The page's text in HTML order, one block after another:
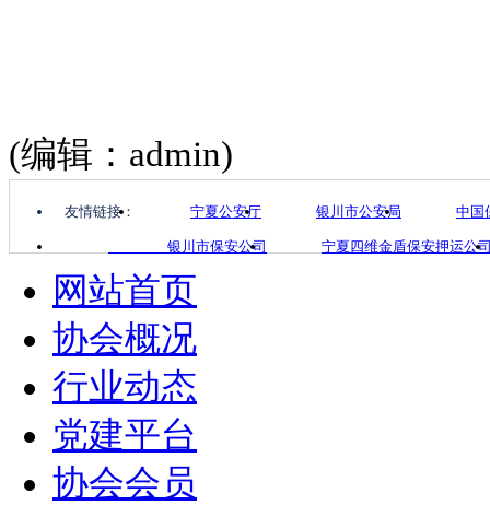
(编辑：admin)
友情链接： 宁夏公安厅 银川市公安局 中国
银川市保安公司 宁夏四维金盾保安押运公
网站首页
协会概况
行业动态
党建平台
协会会员